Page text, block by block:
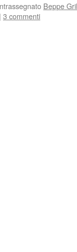
Beppe
| 3 commenti